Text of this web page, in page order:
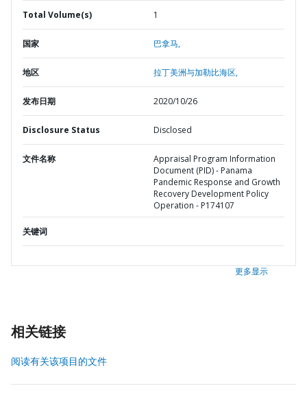
Total Volume(s) 1
国家 巴拿马,
地区 拉丁美洲与加勒比海区,
发布日期 2020/10/26
Disclosure Status Disclosed
文件名称
Appraisal Program Information
Document (PID) - Panama
Pandemic Response and Growth
Recovery Development Policy
Operation - P174107
关键词
更多显示
相关链接
阅读有关该项目的文件